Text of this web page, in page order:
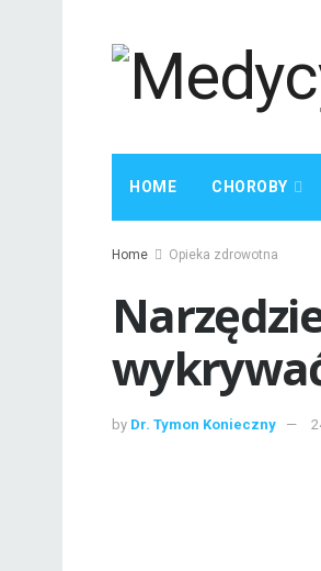
HOME CHOROBY
Home Opieka zdrowotna
by Dr. Tymon Konieczny